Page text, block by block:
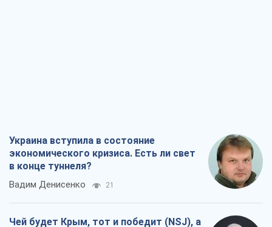
Украина вступила в состояние
экономического кризиса. Есть ли свет
в конце туннеля?
Вадим Денисенко 21
Чей будет Крым, тот и победит (NSJ), а